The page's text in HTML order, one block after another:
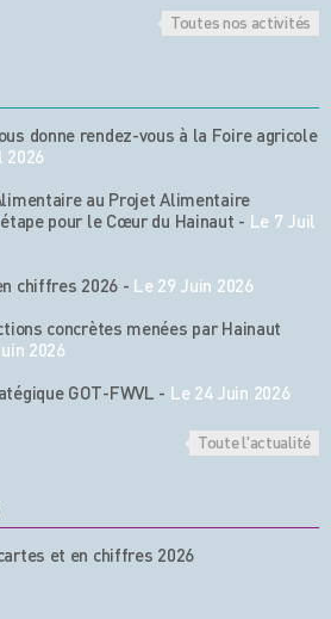
Toutes nos activités
donne rendez-vous à la Foire agricole
2026
au Projet Alimentaire
pour le Cœur du Hainaut - Le 7 Juil
chiffres 2026 - Le 29 Juin 2026
concrètes menées par Hainaut
2026
GOT-FWVL - Le 24 Juin 2026
Toute l'actualité
et en chiffres 2026